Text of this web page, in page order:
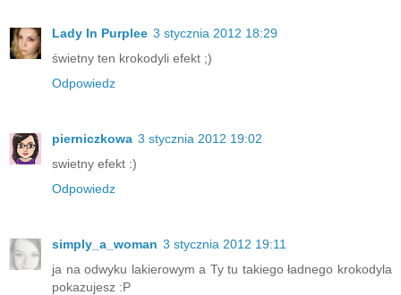
Lady In Purplee 3 stycznia 2012 18:29
świetny ten krokodyli efekt ;)
Odpowiedz
pierniczkowa 3 stycznia 2012 19:02
swietny efekt :)
Odpowiedz
simply_a_woman 3 stycznia 2012 19:11
ja na odwyku lakierowym a Ty tu takiego ładnego krokodyla
pokazujesz :P